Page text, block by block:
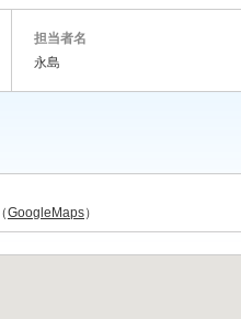
担当者名
永島
GoogleMaps）